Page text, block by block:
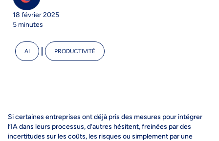
18 février 2025
5 minutes
AI PRODUCTIVITÉ
Si certaines entreprises ont déjà pris des mesures pour intégrer
l’IA dans leurs processus, d’autres hésitent, freinées par des
incertitudes sur les coûts, les risques ou simplement par une